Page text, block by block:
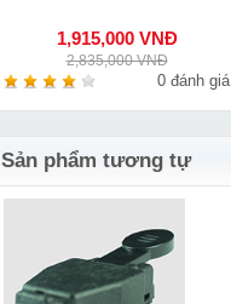
1,915,000 VNĐ
2,835,000 VNĐ
0 đánh giá
Sản phẩm tương tự